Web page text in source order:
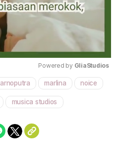
Mute
Powered by GliaStudios
marlina noice
musica studios